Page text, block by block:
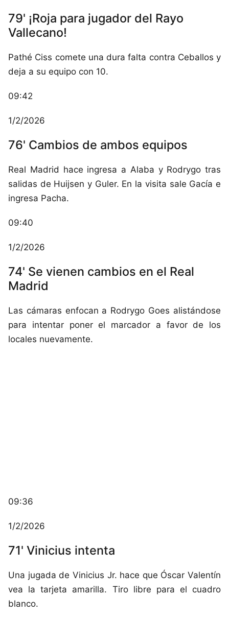
79' ¡Roja para jugador del Rayo
Vallecano!
Pathé Ciss comete una dura falta contra Ceballos y
deja a su equipo con 10.
09:42
1/2/2026
76' Cambios de ambos equipos
Real Madrid hace ingresa a Alaba y Rodrygo tras
salidas de Huijsen y Guler. En la visita sale Gacía e
ingresa Pacha.
09:40
1/2/2026
74' Se vienen cambios en el Real
Madrid
Las cámaras enfocan a Rodrygo Goes alistándose
para intentar poner el marcador a favor de los
locales nuevamente.
09:36
1/2/2026
71' Vinicius intenta
Una jugada de Vinicius Jr. hace que Óscar Valentín
vea la tarjeta amarilla. Tiro libre para el cuadro
blanco.